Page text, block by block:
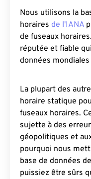
Nous utilisons la
horaires de l'IANA
de fuseaux
réputée et fiable
données
La plupart des
horaire statique
fuseaux horaires.
sujette à des
géopolitiques et
pourquoi nous
base de données
puissiez être sûrs